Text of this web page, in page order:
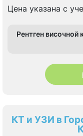
Цена указана с
Рентген височной
КТ и УЗИ в